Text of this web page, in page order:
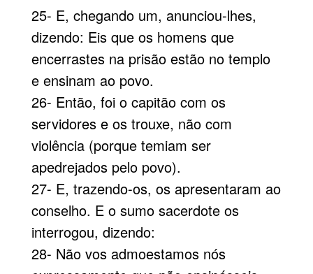
25- E, chegando um, anunciou-lhes,
dizendo: Eis que os homens que
encerrastes na prisão estão no templo
e ensinam ao povo.
26- Então, foi o capitão com os
servidores e os trouxe, não com
violência (porque temiam ser
apedrejados pelo povo).
27- E, trazendo-os, os apresentaram ao
conselho. E o sumo sacerdote os
interrogou, dizendo:
28- Não vos admoestamos nós